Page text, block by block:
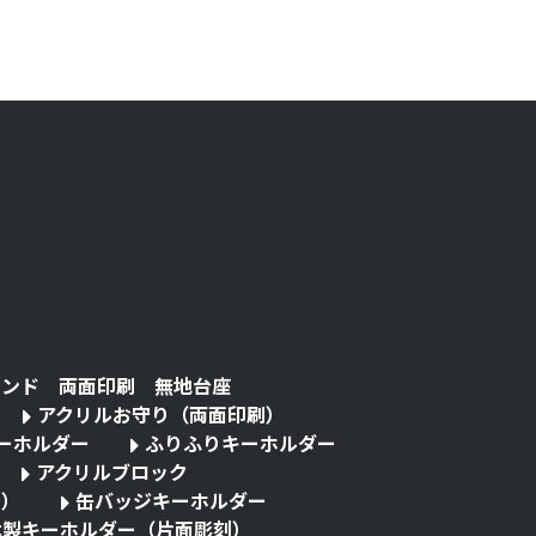
ンド 両面印刷 無地台座
アクリルお守り（両面印刷）
ホルダー
ふりふりキーホルダー
アクリルブロック
缶バッジキーホルダー
キーホルダー（片面彫刻）